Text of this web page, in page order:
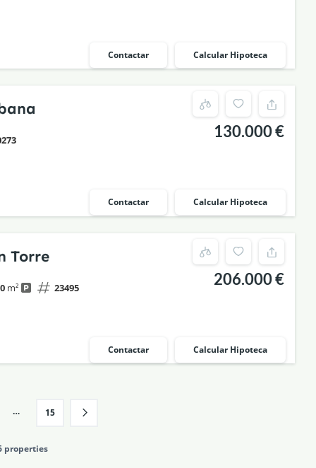
Contactar Calcular Hipoteca
130.000 €
Contactar Calcular Hipoteca
Torre
m² 23495 206.000 €
Contactar Calcular Hipoteca
… 15
properties